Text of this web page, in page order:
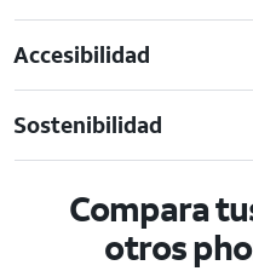
Accesibilidad
Sostenibilidad
Compara
otros